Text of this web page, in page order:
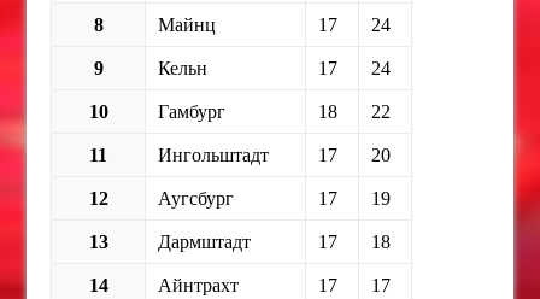
8 Майнц 17 24
9 Кельн 17 24
10 Гамбург 18 22
11 Ингольштадт 17 20
12 Аугсбург 17 19
13 Дармштадт 17 18
14 Айнтрахт 17 17